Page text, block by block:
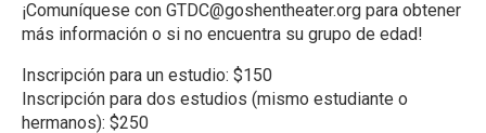
¡Comuníquese con GTDC@goshentheater.org para obtener
más información o si no encuentra su grupo de edad!
Inscripción para un estudio: $150
Inscripción para dos estudios (mismo estudiante o
hermanos): $250